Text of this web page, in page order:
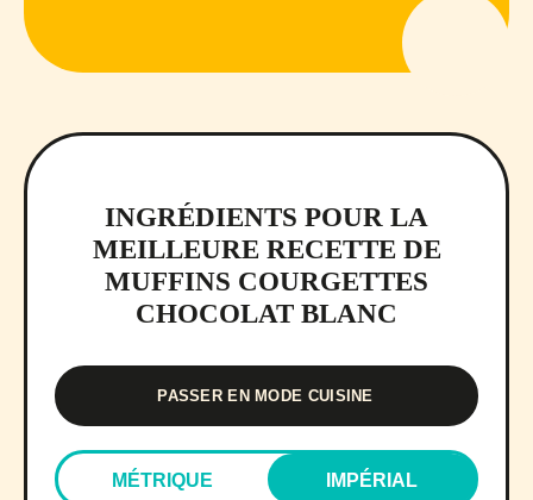
INGRÉDIENTS POUR LA
MEILLEURE RECETTE DE
MUFFINS COURGETTES
CHOCOLAT BLANC
PASSER EN MODE CUISINE
MÉTRIQUE IMPÉRIAL